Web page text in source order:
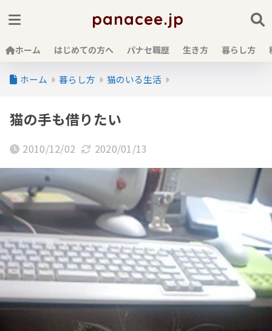
panacee.jp
ホーム はじめての方へ パナセ職歴 生き方 暮らし方
ホーム 暮らし方 猫のいる生活
猫の手も借りたい
2010/12/02 2020/01/13